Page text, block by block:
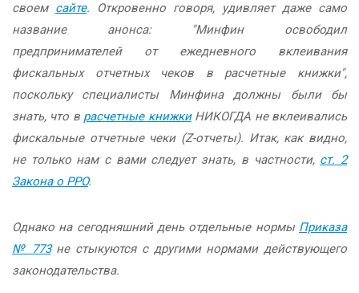
своем сайте. Откровенно говоря, удивляет даже само
название анонса: "Минфин освободил
предпринимателей от ежедневного вклеивания
фискальных отчетных чеков в расчетные книжки",
поскольку специалисты Минфина должны были бы
знать, что в расчетные книжкиНИКОГДА не вклеивались
фискальные отчетные чеки (Z-отчеты). Итак, как видно,
не только нам с вами следует знать, в частности, ст. 2
Закона о РРО.
Однако на сегодняшний день отдельные нормы Приказа
№ 773не стыкуются с другими нормами действующего
законодательства.